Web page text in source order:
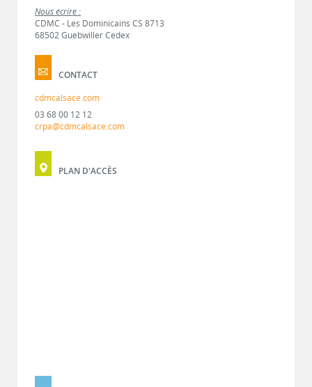
Nous écrire :
CDMC - Les Dominicains CS 8713
68502 Guebwiller Cedex
CONTACT
cdmcalsace.com
03 68 00 12 12
crpa@cdmcalsace.com
PLAN D'ACCÈS